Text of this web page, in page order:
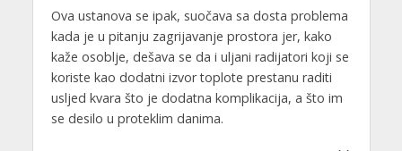
Ova ustanova se ipak, suočava sa dosta problema
kada je u pitanju zagrijavanje prostora jer, kako
kaže osoblje, dešava se da i uljani radijatori koji se
koriste kao dodatni izvor toplote prestanu raditi
usljed kvara što je dodatna komplikacija, a što im
se desilo u proteklim danima.